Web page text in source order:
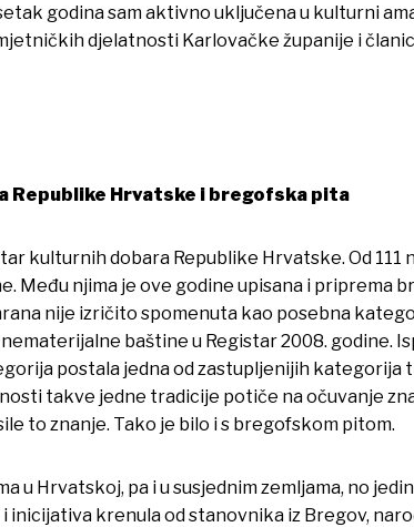
godina sam aktivno uključena u kulturni
djelatnosti Karlovačke županije i
Hrvatske i bregofska pita
kulturnih dobara Republike Hrvatske. Od 111
Među njima je ove godine upisana i priprema
nije izričito spomenuta kao posebna
baštine u Registar 2008. godine.
postala jedna od zastupljenijih kategorija
takve jedne tradicije potiče na očuvanje
to znanje. Tako je bilo i s bregofskom pitom.
Hrvatskoj, pa i u susjednim zemljama, no
krenula od stanovnika iz Bregov,